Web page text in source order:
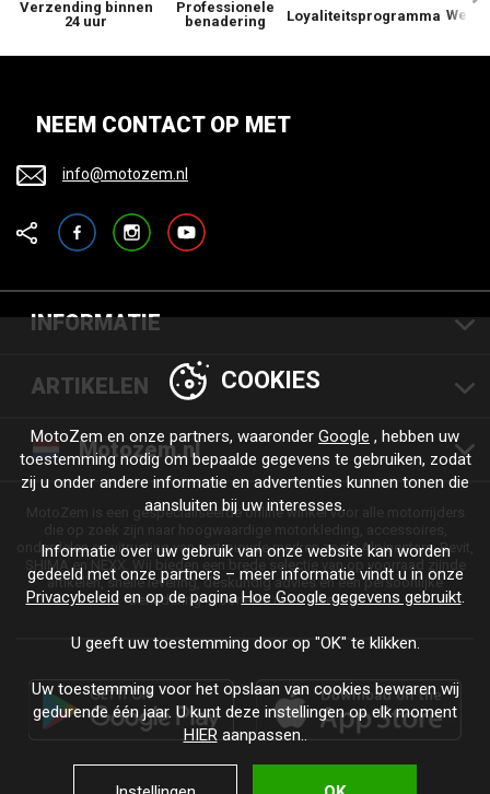
Verzending binnen
24 uur
Professionele
benadering
Loyaliteitsprogramma We
NEEM CONTACT OP MET
info@motozem.nl
FacebookInstagramYouTube
INFORMATIE
ARTIKELEN
Motozem.nl
MotoZem is een gespecialiseerde online winkel voor alle motorrijders
onderdelen en uitrusting van vertrouwde merken zoals Alpinestars, Revit,
SHIMA en NEXX. Wij bieden een brede selectie van op voorraad zijnde
artikelen, snelle levering, deskundig advies en een persoonlijke
benadering - voor elke rit en elke stijl.
COOKIES
MotoZem en onze partners, waaronder Google , hebben uw
toestemming nodig om bepaalde gegevens te gebruiken, zodat
zij u onder andere informatie en advertenties kunnen tonen die
aansluiten bij uw interesses.
Informatie over uw gebruik van onze website kan worden
gedeeld met onze partners – meer informatie vindt u in onze
Privacybeleid en op de pagina Hoe Google gegevens gebruikt.
U geeft uw toestemming door op "OK" te klikken.
Uw toestemming voor het opslaan van cookies bewaren wij
gedurende één jaar. U kunt deze instellingen op elk moment
HIERaanpassen..